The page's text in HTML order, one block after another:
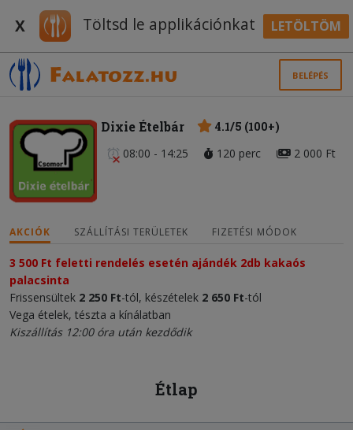
X Töltsd le applikációnkat LETÖLTÖM
BELÉPÉS
Dixie Ételbár
4.1/5 (100+)
08:00 - 14:25
120 perc 2 000 Ft
AKCIÓK SZÁLLÍTÁSI TERÜLETEK FIZETÉSI MÓDOK
3 500 Ft feletti rendelés esetén ajándék 2db kakaós
palacsinta
Frissensültek 2 250 Ft-tól, készételek 2 650 Ft-tól
Vega ételek, tészta a kínálatban
Kiszállítás 12:00 óra után kezdődik
Étlap